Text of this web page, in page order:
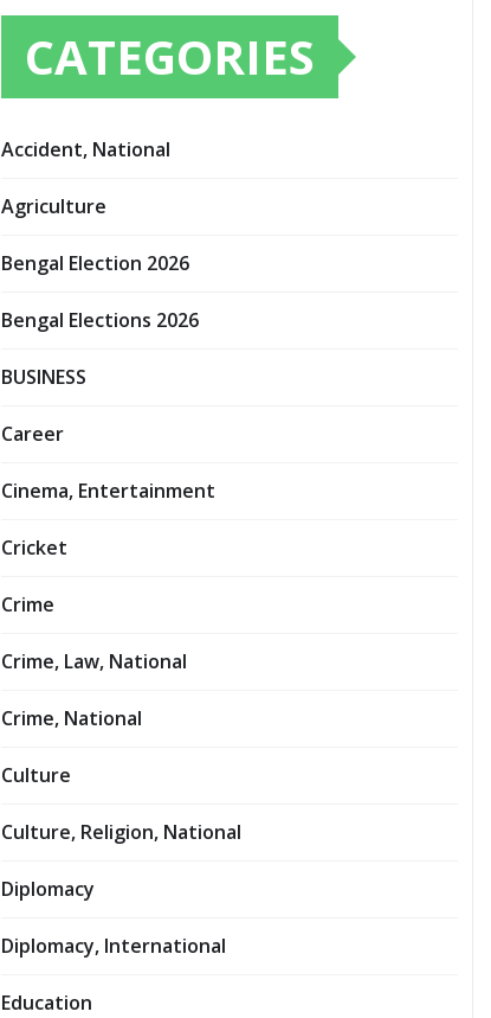
CATEGORIES
Accident, National
Agriculture
Bengal Election 2026
Bengal Elections 2026
BUSINESS
Career
Cinema, Entertainment
Cricket
Crime
Crime, Law, National
Crime, National
Culture
Culture, Religion, National
Diplomacy
Diplomacy, International
Education